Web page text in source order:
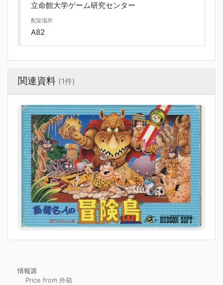
立命館大学ゲーム研究センター
配架場所
A82
関連資料 (1件)
情報源
Price from 外箱